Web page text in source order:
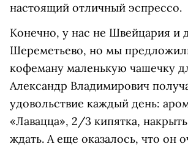
настоящий отличный эспрессо.
Конечно, у нас не Швейцария и
Шереметьево, но мы
кофеману маленькую чашечку
Александр Владимирович
удовольствие каждый день:
«Лавацца», 2/3 кипятка,
ждать. А еще оказалось, что он